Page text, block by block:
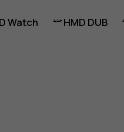
HMD DUB
Watch